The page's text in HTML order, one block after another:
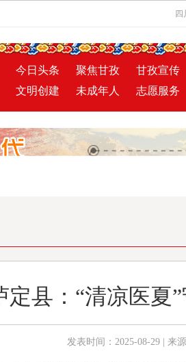
四
今日头条 聚焦甘孜 甘孜宣传
文明创建
未成年人 志愿服务
定县：“清凉医夏
发表时间：2025-08-29 | 来